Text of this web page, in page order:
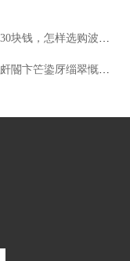
衣机 如何判断波轮洗衣机的好坏
锋牸涓€瑙堣〃浠锋牸+空调代码p4什么问题